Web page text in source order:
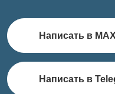
Написать в MAX
Написать в